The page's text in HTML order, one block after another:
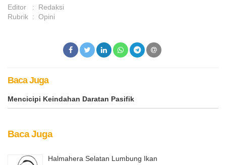
Editor :
Redaksi
Rubrik : Opini
Baca Juga
Mencicipi Keindahan Daratan Pasifik
Baca Juga
Halmahera Selatan Lumbung Ikan